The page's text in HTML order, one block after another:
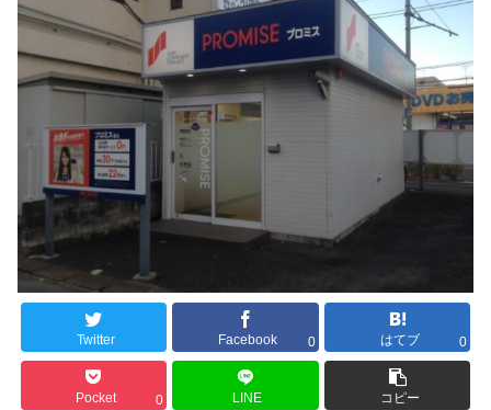
Twitter Facebook 0 はてブ 0
Pocket 0 LINE コピー